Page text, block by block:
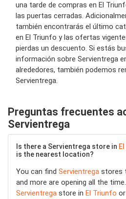
una tarde de compras en El
las puertas cerradas.
también encontrarás el último
en El Triunfo y las ofertas
pierdas un descuento. Si estás
información sobre Servientrega
alrededores, también podemos
Servientrega.
Preguntas frecuentes
Servientrega
Is there a Servientrega store in
is the nearest location?
You can find Servientrega stores
and more are opening all the
Servientrega store in El Triunfo